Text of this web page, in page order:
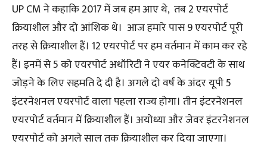
UP CM ने कहाकि 2017 में जब हम आए थे, तब 2 एयरपोर्ट
क्रियाशील और दो आंशिक थे। आज हमारे पास 9 एयरपोर्ट पूरी
तरह से क्रियाशील हैं। 12 एयरपोर्ट पर हम वर्तमान में काम कर रहे
हैं। इनमें से 5 को एयरपोर्ट अथॉरिटी ने एयर कनेक्टिवटी के साथ
जोड़ने के लिए सहमति दे दी है। अगले दो वर्ष के अंदर यूपी 5
इंटरनेशनल एयरपोर्ट वाला पहला राज्य होगा। तीन इंटरनेशनल
एयरपोर्ट वर्तमान में क्रियाशील हैं। अयोध्या और जेवर इंटरनेशनल
एयरपोर्ट को अगले साल तक क्रियाशील कर दिया जाएगा।